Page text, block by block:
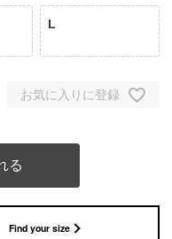
L
お気に入りに登録
る
Find your size